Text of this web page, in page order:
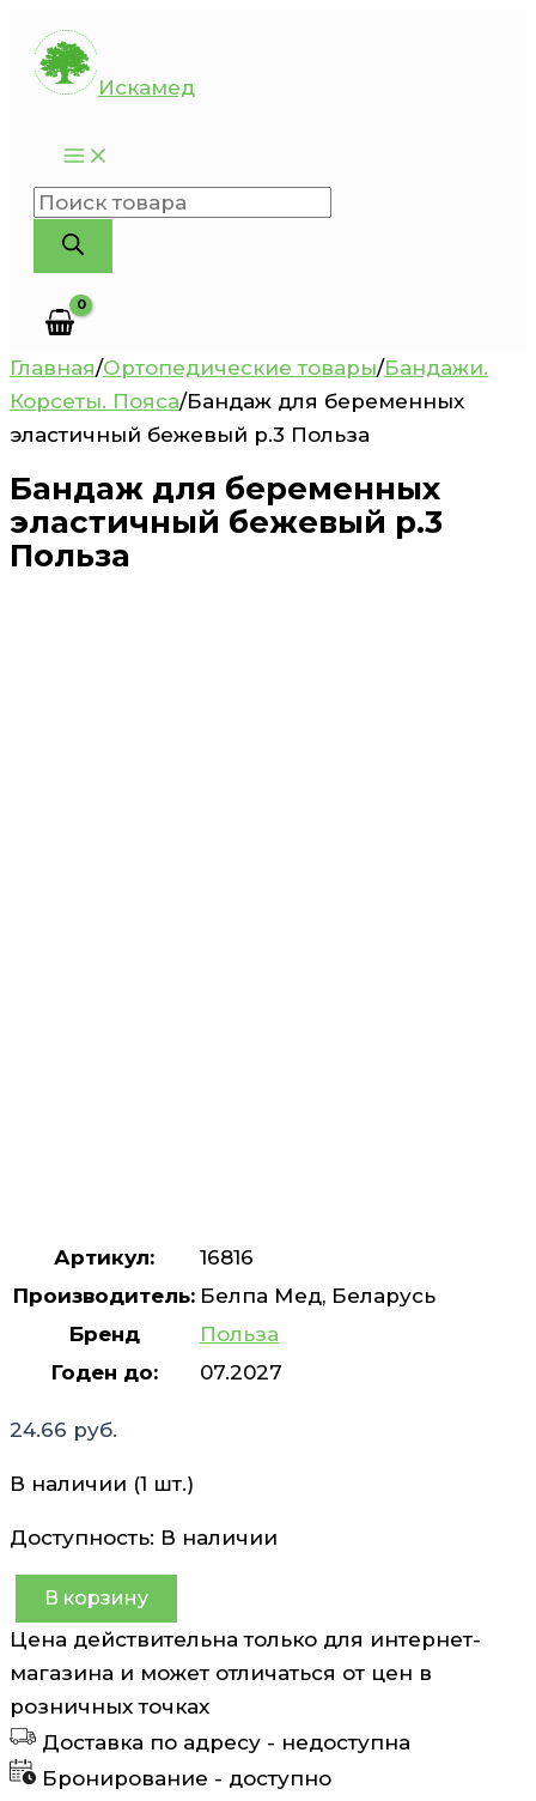
Перейти
содержимому
Искамед
Поиск
товаров
Главная/Ортопедические товары/Бандажи.
Корсеты. Пояса/Бандаж для беременных
эластичный бежевый р.3 Польза
Бандаж для беременных
эластичный бежевый р.3
Польза
Артикул:
16816
Производитель: Белпа Мед, Беларусь
Бренд
Польза
Годен до:
07.2027
24.66 руб.
В наличии (1 шт.)
Доступность: В наличии
Количество
товара
Бандаж
для
беременных
эластичный
В корзину
Цена действительна только для интернет-
магазина и может отличаться от цен в
розничных точках
Доставка по адресу - недоступна
Бронирование - доступно